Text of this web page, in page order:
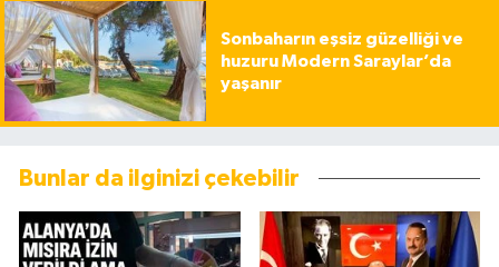
Sonbaharın eşsiz güzelliği ve
huzuru Modern Saraylar’da
yaşanır
Bunlar da ilginizi çekebilir